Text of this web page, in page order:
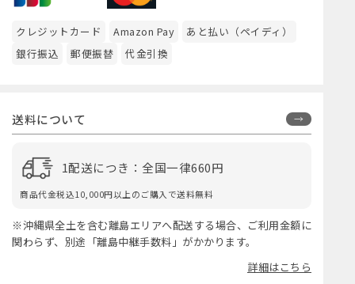
クレジットカード Amazon Pay
あと払い（ペイディ）
銀行振込
郵便振替 代金引換
送料について
1配送につき：全国一律660円
商品代金税込10,000円以上のご購入で送料無料
※沖縄県全土を含む離島エリアへ配送する場合、ご利用金額に
関わらず、別途「離島中継手数料」がかかります。
詳細はこちら